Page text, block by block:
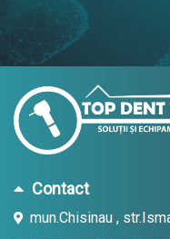
Contact
mun.Chisinau ,